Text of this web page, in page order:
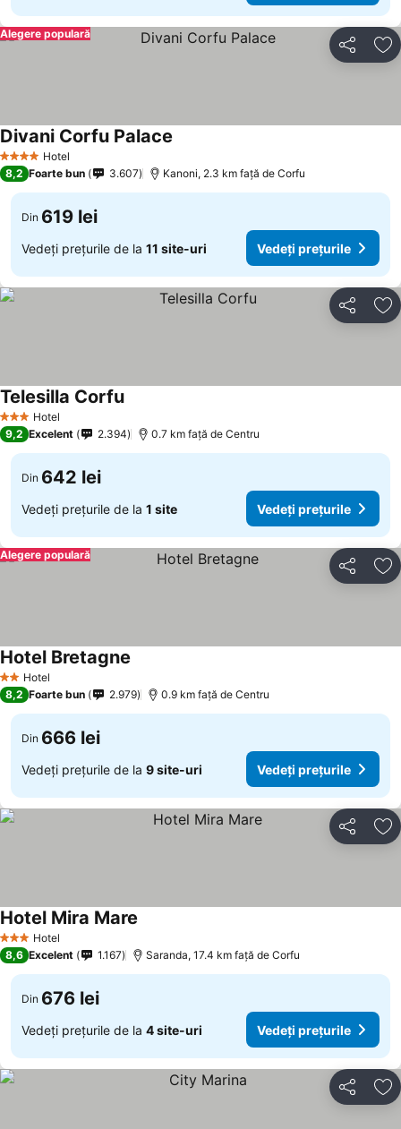
Distribuiți
Alegere populară
4 Stele Hotel
Divani Corfu Palace
8,2 Foarte bun 3.607 Kanoni, 2.3 km faţă de Corfu
Din 619 lei
Vedeți prețurile de la 11 site-uri Vedeți prețurile
Distribuiți
3 SteleHotel
Telesilla Corfu
9,2 Excelent 2.394 0.7 km faţă de Centru
Din 642 lei
Vedeți prețurile de la 1 site Vedeți prețurile
Distribuiți
Alegere populară
2 SteleHotel
Hotel Bretagne
8,2 Foarte bun 2.979 0.9 km faţă de Centru
Din 666 lei
Vedeți prețurile de la 9 site-uri Vedeți prețurile
Distribuiți
3 SteleHotel
Hotel Mira Mare
8,6 Excelent 1.167 Saranda, 17.4 km faţă de Corfu
Din 676 lei
Vedeți prețurile de la 4 site-uri Vedeți prețurile
Distribuiți